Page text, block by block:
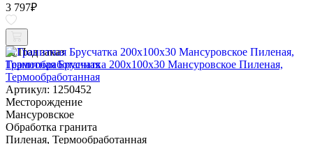
3 797₽
Под заказ
Гранитная Брусчатка 200х100x30 Мансуровское Пиленая,
Термообработанная
Артикул: 1250452
Месторождение
Мансуровское
Обработка гранита
Пиленая, Термообработанная